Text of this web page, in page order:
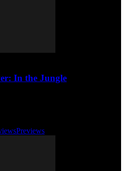
In the Jungle
Previews